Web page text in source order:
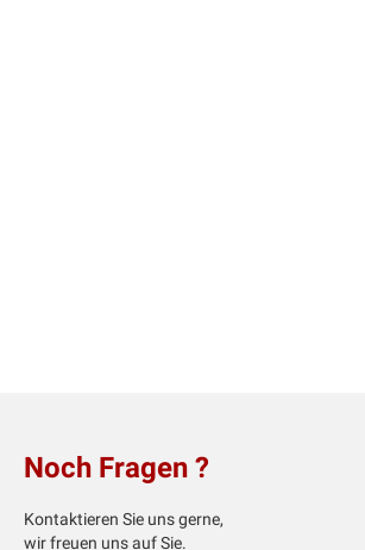
Noch Fragen ?
Kontaktieren Sie uns gerne,
wir freuen uns auf Sie.